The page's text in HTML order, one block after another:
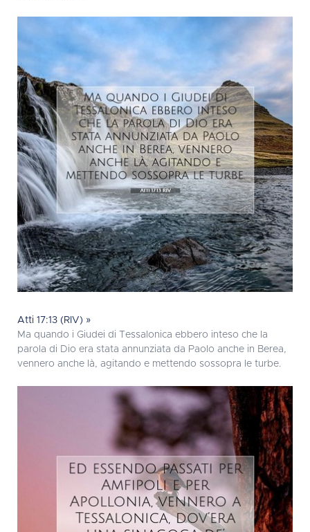
Atti 17:13 (RIV) »
Ma quando i Giudei di Tessalonica ebbero inteso che la
parola di Dio era stata annunziata da Paolo anche in Berea,
vennero anche là, agitando e mettendo sossopra le turbe.